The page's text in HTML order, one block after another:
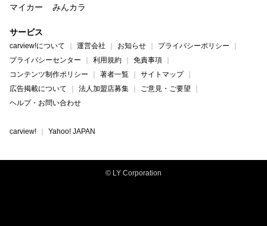
マイカー
みんカラ
サービス
carview!について 運営会社 お知らせ
プライバシーポリシー
プライバシーセンター
利用規約
免責事項
コンテンツ制作ポリシー
著者一覧
サイトマップ
広告掲載について
法人加盟店募集
ご意見・ご要望
ヘルプ・お問い合わせ
carview! Yahoo! JAPAN
© LY Corporation